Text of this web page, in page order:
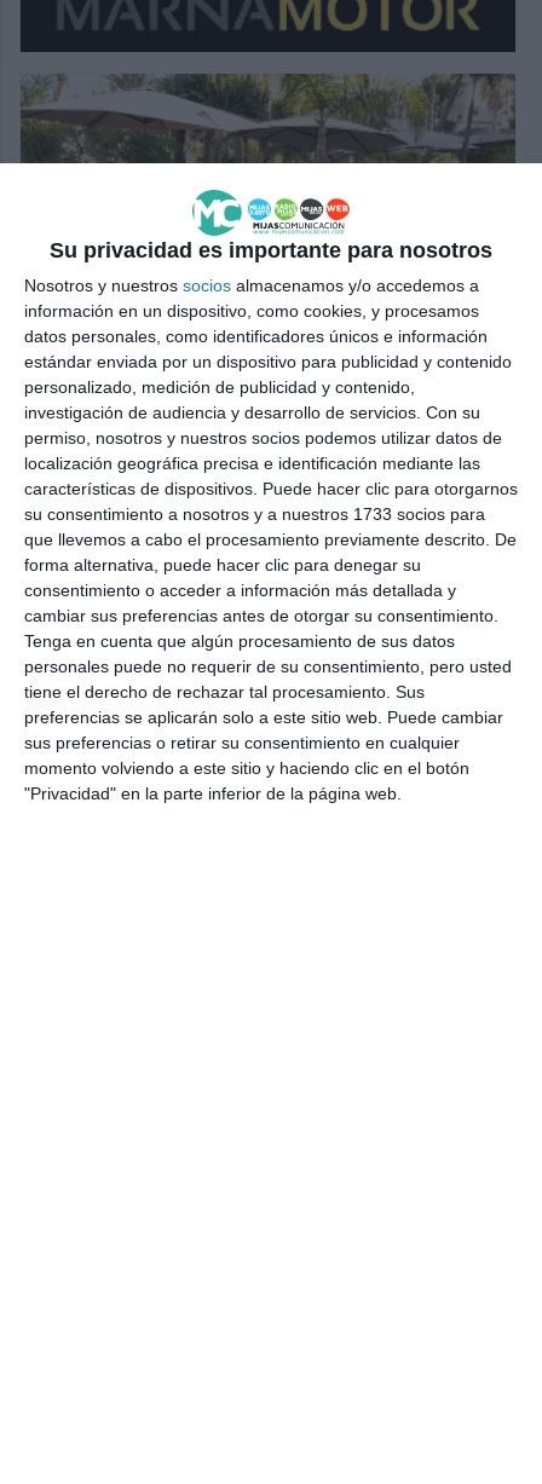
Su privacidad es importante para nosotros
Nosotros y nuestros socios almacenamos y/o accedemos a
información en un dispositivo, como cookies, y procesamos
datos personales, como identificadores únicos e información
estándar enviada por un dispositivo para publicidad y contenido
personalizado, medición de publicidad y contenido,
investigación de audiencia y desarrollo de servicios. Con su
permiso, nosotros y nuestros socios podemos utilizar datos de
localización geográfica precisa e identificación mediante las
características de dispositivos. Puede hacer clic para otorgarnos
su consentimiento a nosotros y a nuestros 1733 socios para
que llevemos a cabo el procesamiento previamente descrito. De
forma alternativa, puede hacer clic para denegar su
consentimiento o acceder a información más detallada y
cambiar sus preferencias antes de otorgar su consentimiento.
Tenga en cuenta que algún procesamiento de sus datos
personales puede no requerir de su consentimiento, pero usted
tiene el derecho de rechazar tal procesamiento. Sus
preferencias se aplicarán solo a este sitio web. Puede cambiar
sus preferencias o retirar su consentimiento en cualquier
momento volviendo a este sitio y haciendo clic en el botón
"Privacidad" en la parte inferior de la página web.